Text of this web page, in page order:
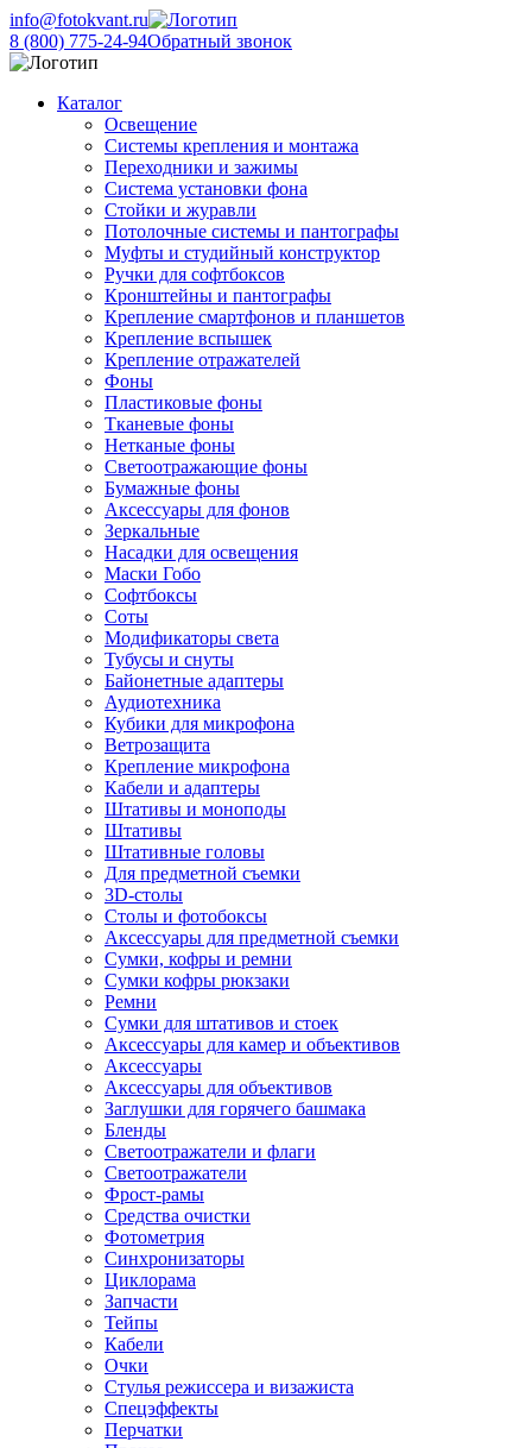
info@fotokvant.ru
8 (800) 775-24-94Обратный звонок
Каталог
Освещение
Системы крепления и монтажа
Переходники и зажимы
Система установки фона
Стойки и журавли
Потолочные системы и пантографы
Муфты и студийный конструктор
Ручки для софтбоксов
Кронштейны и пантографы
Крепление смартфонов и планшетов
Крепление вспышек
Крепление отражателей
Фоны
Пластиковые фоны
Тканевые фоны
Нетканые фоны
Светоотражающие фоны
Бумажные фоны
Аксессуары для фонов
Зеркальные
Насадки для освещения
Маски Гобо
Софтбоксы
Соты
Модификаторы света
Тубусы и снуты
Байонетные адаптеры
Аудиотехника
Кубики для микрофона
Ветрозащита
Крепление микрофона
Кабели и адаптеры
Штативы и моноподы
Штативы
Штативные головы
Для предметной съемки
3D-столы
Столы и фотобоксы
Аксессуары для предметной съемки
Сумки, кофры и ремни
Сумки кофры рюкзаки
Ремни
Сумки для штативов и стоек
Аксессуары для камер и объективов
Аксессуары
Аксессуары для объективов
Заглушки для горячего башмака
Бленды
Светоотражатели и флаги
Светоотражатели
Фрост-рамы
Средства очистки
Фотометрия
Синхронизаторы
Циклорама
Запчасти
Тейпы
Кабели
Очки
Стулья режиссера и визажиста
Спецэффекты
Перчатки